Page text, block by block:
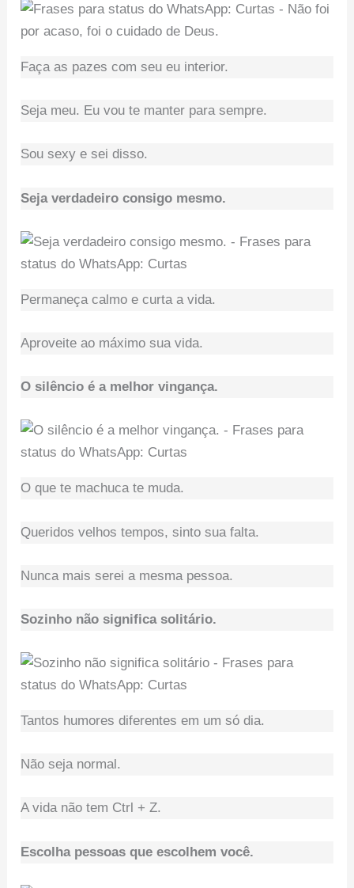
Faça as pazes com seu eu interior.
Seja meu. Eu vou te manter para sempre.
Sou sexy e sei disso.
Seja verdadeiro consigo mesmo.
Permaneça calmo e curta a vida.
Aproveite ao máximo sua vida.
O silêncio é a melhor vingança.
O que te machuca te muda.
Queridos velhos tempos, sinto sua falta.
Nunca mais serei a mesma pessoa.
Sozinho não significa solitário.
Tantos humores diferentes em um só dia.
Não seja normal.
A vida não tem Ctrl + Z.
Escolha pessoas que escolhem você.